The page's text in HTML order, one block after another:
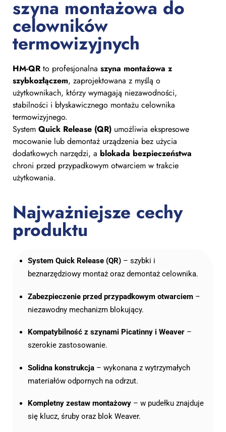
szyna montażowa do
celowników
termowizyjnych
HM-QR to profesjonalna szyna montażowa z
szybkozłączem, zaprojektowana z myślą o
użytkownikach, którzy wymagają niezawodności,
stabilności i błyskawicznego montażu celownika
termowizyjnego.
System Quick Release (QR) umożliwia ekspresowe
mocowanie lub demontaż urządzenia bez użycia
dodatkowych narzędzi, a blokada bezpieczeństwa
chroni przed przypadkowym otwarciem w trakcie
użytkowania.
Najważniejsze cechy
produktu
System Quick Release (QR) – szybki i
beznarzędziowy montaż oraz demontaż celownika.
Zabezpieczenie przed przypadkowym otwarciem –
niezawodny mechanizm blokujący.
Kompatybilność z szynami Picatinny i Weaver –
szerokie zastosowanie.
Solidna konstrukcja – wykonana z wytrzymałych
materiałów odpornych na odrzut.
Kompletny zestaw montażowy – w pudełku znajduje
się klucz, śruby oraz blok Weaver.